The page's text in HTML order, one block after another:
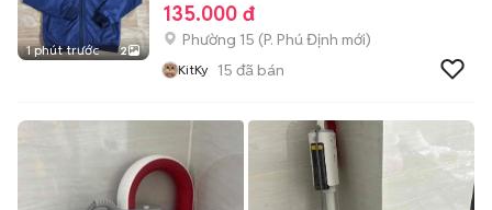
1 phút trước 2
135.000 đ
Phường 15 (P. Phú Định mới)
KitKy 15 đã bán